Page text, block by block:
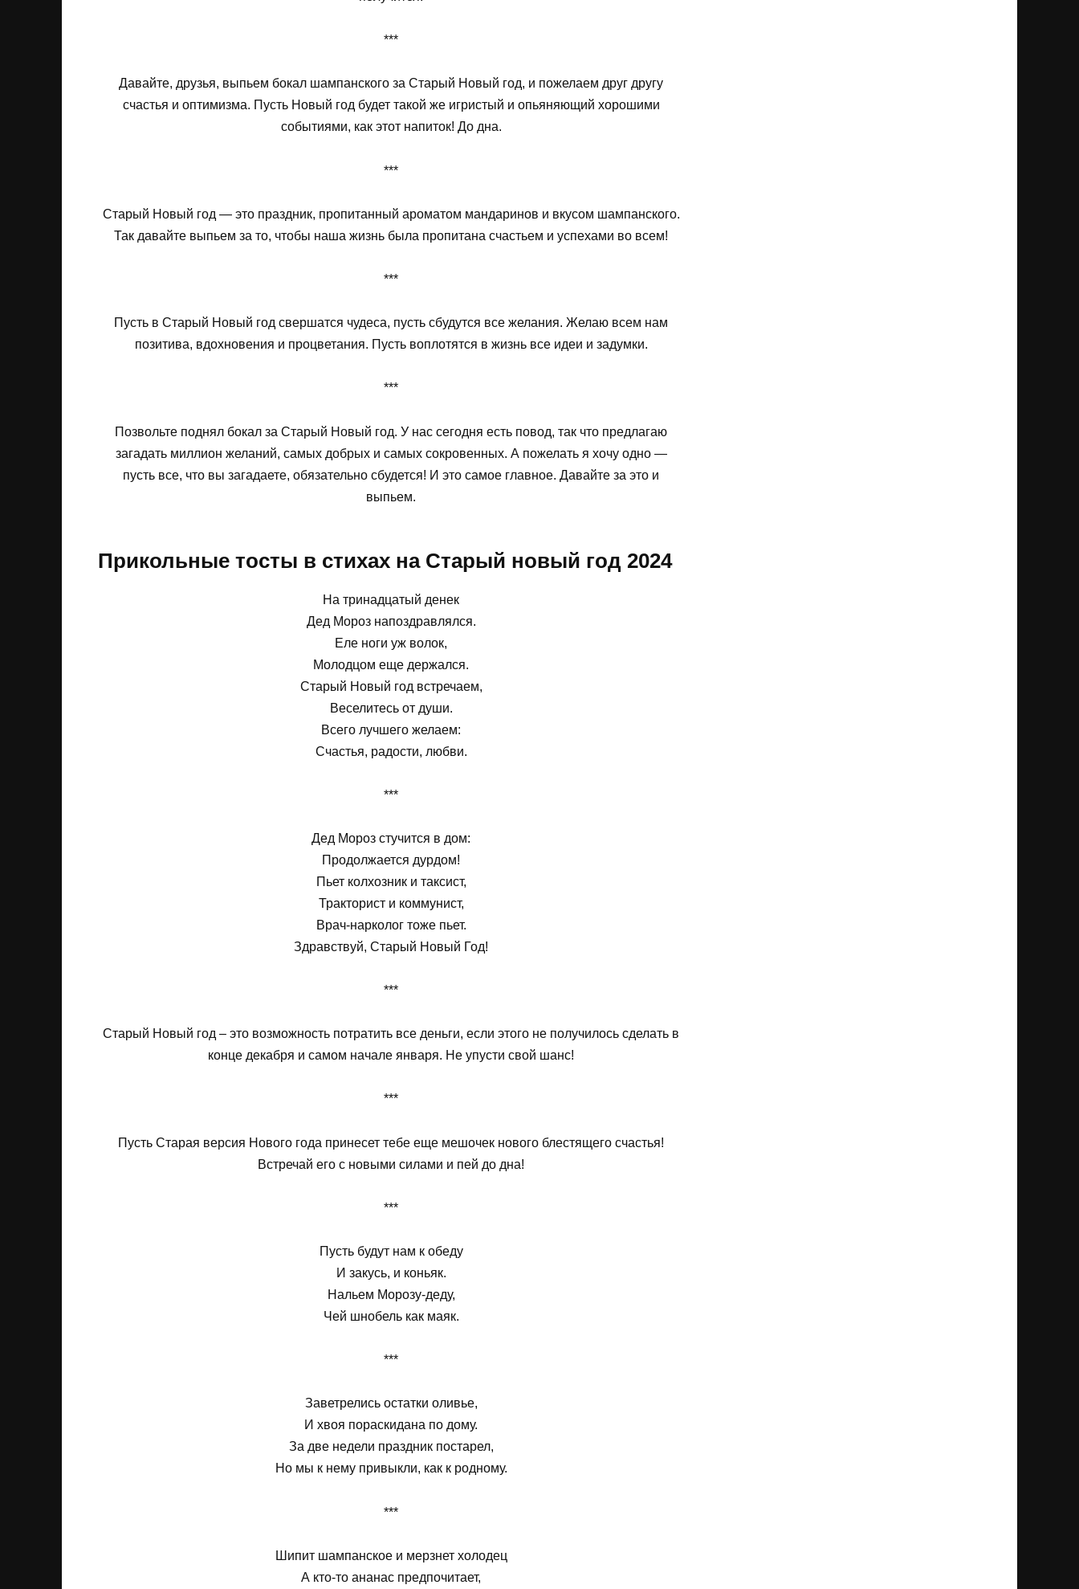
***
Давайте, друзья, выпьем бокал шампанского за Старый Новый год, и пожелаем друг другу
счастья и оптимизма. Пусть Новый год будет такой же игристый и опьяняющий хорошими
событиями, как этот напиток! До дна.
***
Старый Новый год — это праздник, пропитанный ароматом мандаринов и вкусом шампанского.
Так давайте выпьем за то, чтобы наша жизнь была пропитана счастьем и успехами во всем!
***
Пусть в Старый Новый год свершатся чудеса, пусть сбудутся все желания. Желаю всем нам
позитива, вдохновения и процветания. Пусть воплотятся в жизнь все идеи и задумки.
***
Позвольте поднял бокал за Старый Новый год. У нас сегодня есть повод, так что предлагаю
загадать миллион желаний, самых добрых и самых сокровенных. А пожелать я хочу одно —
пусть все, что вы загадаете, обязательно сбудется! И это самое главное. Давайте за это и
выпьем.
Прикольные тосты в стихах на Старый новый год 2024
На тринадцатый денек
Дед Мороз напоздравлялся.
Еле ноги уж волок,
Молодцом еще держался.
Старый Новый год встречаем,
Веселитесь от души.
Всего лучшего желаем:
Счастья, радости, любви.
***
Дед Мороз стучится в дом:
Продолжается дурдом!
Пьет колхозник и таксист,
Тракторист и коммунист,
Врач-нарколог тоже пьет.
Здравствуй, Старый Новый Год!
***
Старый Новый год – это возможность потратить все деньги, если этого не получилось сделать в
конце декабря и самом начале января. Не упусти свой шанс!
***
Пусть Старая версия Нового года принесет тебе еще мешочек нового блестящего счастья!
Встречай его с новыми силами и пей до дна!
***
Пусть будут нам к обеду
И закусь, и коньяк.
Нальем Морозу-деду,
Чей шнобель как маяк.
***
Заветрелись остатки оливье,
И хвоя пораскидана по дому.
За две недели праздник постарел,
Но мы к нему привыкли, как к родному.
***
Шипит шампанское и мерзнет холодец
А кто-то ананас предпочитает,